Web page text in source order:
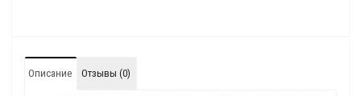
Описание Отзывы (0)